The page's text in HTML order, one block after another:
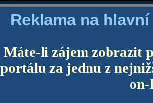
Reklama na
Máte-li zájem zobrazit
portálu za jednu z